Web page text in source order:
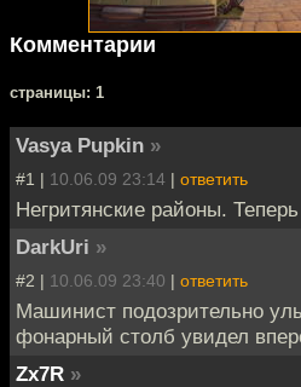
Комментарии
cтраницы: 1
Vasya Pupkin »
#1 | 10.06.09 23:14 | ответить
Негритянские районы.
DarkUri »
#2 | 10.06.09 23:40 | ответить
Машинист подозрительно
фонарный столб увидел
Zx7R »